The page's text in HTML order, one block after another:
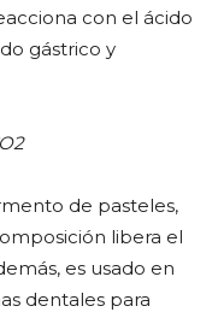
con el ácido
gástrico y
de pasteles,
libera el
es usado en
dentales para